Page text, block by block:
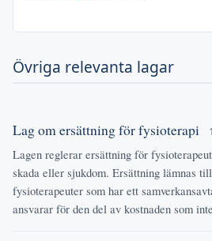
Övriga relevanta lagar
Lag om ersättning för fysioterapi
Lagen reglerar ersättning för
skada eller sjukdom. Ersättning lämnas
fysioterapeuter som har ett
ansvarar för den del av kostnaden som